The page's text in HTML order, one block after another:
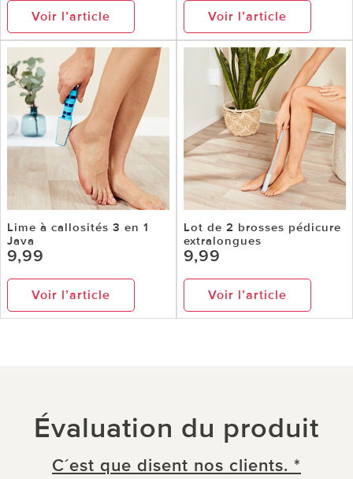
Voir l’article Voir l’article
Lime à callosités 3 en 1
Java
9,99
Voir l’article
Lot de 2 brosses pédicure
extralongues
9,99
Voir l’article
Évaluation du produit
C´est que disent nos clients. *